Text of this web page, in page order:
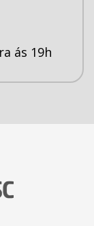
ás 19h